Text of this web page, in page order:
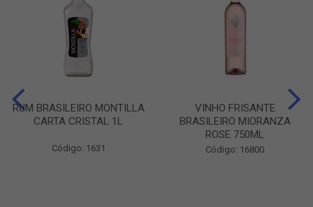
RUM BRASILEIRO MONTILLA
CARTA CRISTAL 1L
Código: 1631
VINHO FRISANTE
BRASILEIRO MIORANZA
ROSE 750ML
Código: 16800